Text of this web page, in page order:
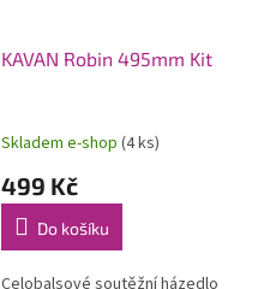
KAVAN Robin 495mm Kit
Skladem e-shop (4 ks)
499 Kč
Do košíku
Celobalsové soutěžní házedlo